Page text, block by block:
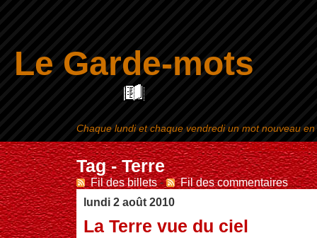
Le Garde-mots
Aller au contenu|
Tag - Terre
Fil des billets-
Fil des commentaires
lundi 2 août 2010
La Terre vue du ciel
Chaque lundi et chaque vendredi un mot nouveau